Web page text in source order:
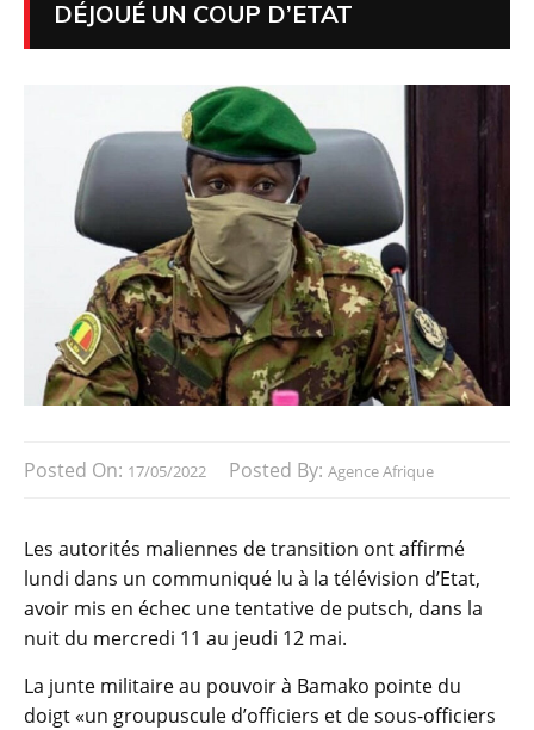
DÉJOUÉ UN COUP D’ETAT
Posted On: 17/05/2022 Posted By: Agence Afrique
Les autorités maliennes de transition ont affirmé
lundi dans un communiqué lu à la télévision d’Etat,
avoir mis en échec une tentative de putsch, dans la
nuit du mercredi 11 au jeudi 12 mai.
La junte militaire au pouvoir à Bamako pointe du
doigt «un groupuscule d’officiers et de sous-officiers